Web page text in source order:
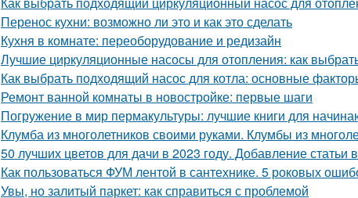
Перенос кухни: возможно ли это и как это сделать
Кухня в комнате: переоборудование и редизайн
Лучшие циркуляционные насосы для отопления: как
Как выбрать подходящий насос для котла: основные
Ремонт ванной комнаты в новостройке: первые шаги
Погружение в мир пермакультуры: лучшие книги для
Клумба из многолетников своими руками. Клумбы из
50 лучших цветов для дачи в 2023 году. Добавление статьи
Как пользоваться ФУМ лентой в сантехнике. 5 роковых
Увы, но залитый паркет: как справиться с проблемой